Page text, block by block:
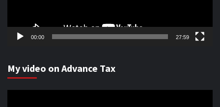
00:00 27:59
My video on Advance Tax